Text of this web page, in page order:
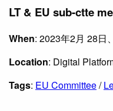
LT & EU sub-ctte
When: 2023年2月 28日
Location: Digital
Tags: EU Committee/